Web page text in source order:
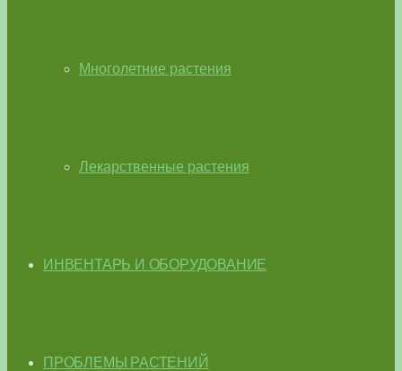
Многолетние растения
Лекарственные растения
ИНВЕНТАРЬ И ОБОРУДОВАНИЕ
ПРОБЛЕМЫ РАСТЕНИЙ